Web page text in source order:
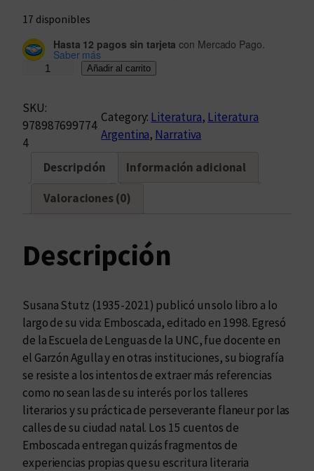
17 disponibles
Hasta 12 pagos sin tarjeta con Mercado Pago.
Saber más
b
o
s
a
d
a
d
Añadir al carrito
SKU:
978987699774
4
Category: Literatura, Literatura
Argentina, Narrativa
Descripción Información adicional
Valoraciones (0)
Descripción
Susana Stutz (1935-2021) publicó un solo libro a lo
largo de su vida: Emboscada, editado en 1998. Egresó
de la Escuela de Lenguas de la UNC, fue docente en
el Garzón Agulla y en otras instituciones, su biografía
se resiste a los intentos de extraer más referencias
como no sean las de su interés por los talleres
literarios y su práctica de perseverante flaneur por las
calles de su ciudad natal. Los 15 cuentos de
Emboscada entregan quizás fragmentos de
experiencias propias que su escritura literaria